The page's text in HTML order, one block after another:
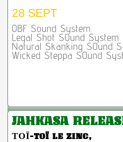
28 SEPT
OBF Sound System
Legal Shot SOund System
Natural Skanking SOund
Wicked Steppa SOund
JAHKASA
ТОЇ-TOÏ LE ZINC,